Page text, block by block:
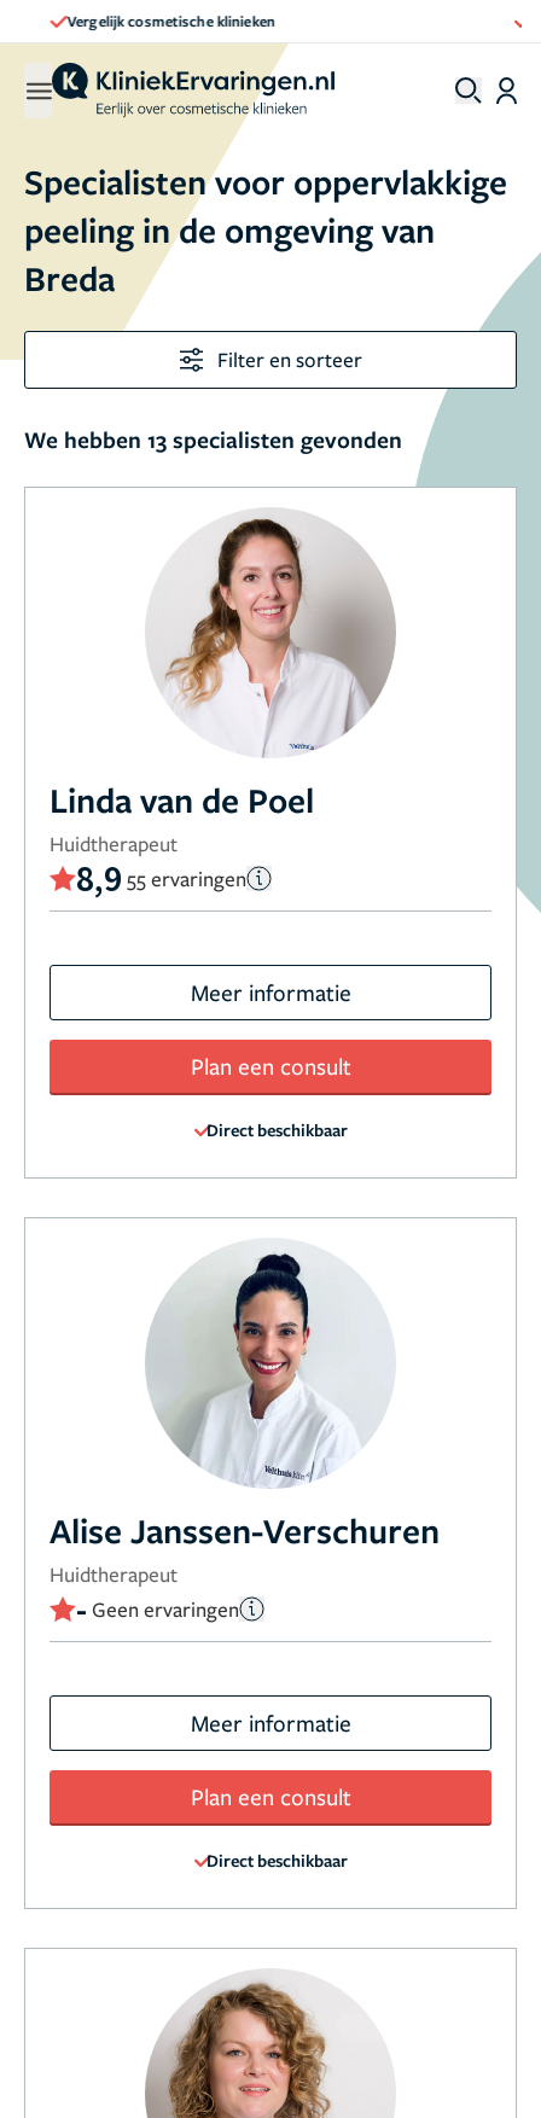
Vergelijk cosmetische klinieken
Specialisten voor oppervlakkige
peeling in de omgeving van
Breda
Filter en sorteer
We hebben 13 specialisten gevonden
Linda van de Poel
Huidtherapeut
8,9 55 ervaringen
Meer informatie
Plan een consult
Direct beschikbaar
Alise Janssen-Verschuren
Huidtherapeut
- Geen ervaringen
Meer informatie
Plan een consult
Direct beschikbaar